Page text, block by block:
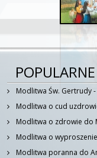
Modlitwa Św. Gertrudy
Modlitwa o cud
Modlitwa o zdrowie do
Modlitwa o wyproszenie
Modlitwa poranna do